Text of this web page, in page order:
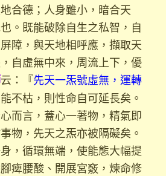
合德；人身雖小，暗合天
。既能破除自生之私智，自
障，與天地相呼應，擷取天
自虛無中來，周流上下，優
云：『先天一炁號虛無，運轉
不枯，則性命自可延長矣。
而言，蓋心一著物，精氣即
物，先天之炁亦被隔礙矣。
，循環無端，使能態大幅提
痺腰酸、開展宮竅，煉命修